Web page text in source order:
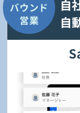
バウンド
営業
自
自